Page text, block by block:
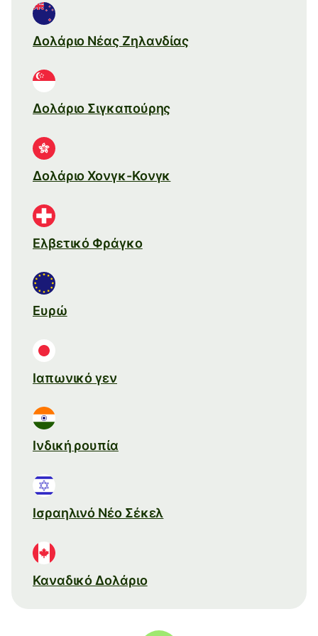
Δολάριο Νέας Ζηλανδίας
Δολάριο Σιγκαπούρης
Δολάριο Χονγκ-Κονγκ
Ελβετικό Φράγκο
Ευρώ
Ιαπωνικό γεν
Ινδική ρουπία
Ισραηλινό Νέο Σέκελ
Καναδικό Δολάριο